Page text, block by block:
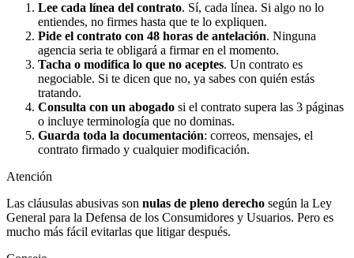
Lee cada línea del contrato. Sí, cada línea. Si algo no lo
entiendes, no firmes hasta que te lo expliquen.
Pide el contrato con 48 horas de antelación. Ninguna
agencia seria te obligará a firmar en el momento.
Tacha o modifica lo que no aceptes. Un contrato es
negociable. Si te dicen que no, ya sabes con quién estás
tratando.
Consulta con un abogado si el contrato supera las 3 páginas
o incluye terminología que no dominas.
Guarda toda la documentación: correos, mensajes, el
contrato firmado y cualquier modificación.
Atención
Las cláusulas abusivas son nulas de pleno derecho según la Ley
General para la Defensa de los Consumidores y Usuarios. Pero es
mucho más fácil evitarlas que litigar después.